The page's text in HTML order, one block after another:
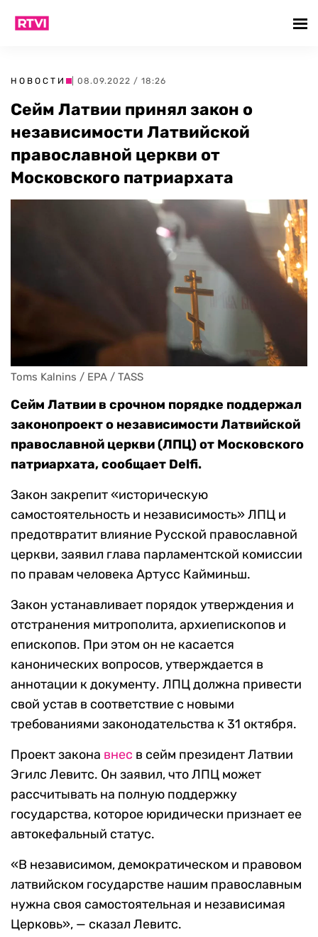
НОВОСТИ | 08.09.2022 / 18:26
Сейм Латвии принял закон о
независимости Латвийской
православной церкви от
Московского патриархата
Toms Kalnins / EPA / TASS
Сейм Латвии в срочном порядке поддержал
законопроект о независимости Латвийской
православной церкви (ЛПЦ) от Московского
патриархата, сообщает Delfi.
Закон закрепит «историческую
самостоятельность и независимость» ЛПЦ и
предотвратит влияние Русской православной
церкви, заявил глава парламентской комиссии
по правам человека Артусс Кайминьш.
Закон устанавливает порядок утверждения и
отстранения митрополита, архиепископов и
епископов. При этом он не касается
канонических вопросов, утверждается в
аннотации к документу. ЛПЦ должна привести
свой устав в соответствие с новыми
требованиями законодательства к 31 октября.
Проект закона внес в сейм президент Латвии
Эгилс Левитс. Он заявил, что ЛПЦ может
рассчитывать на полную поддержку
государства, которое юридически признает ее
автокефальный статус.
«В независимом, демократическом и правовом
латвийском государстве нашим православным
нужна своя самостоятельная и независимая
Церковь», — сказал Левитс.